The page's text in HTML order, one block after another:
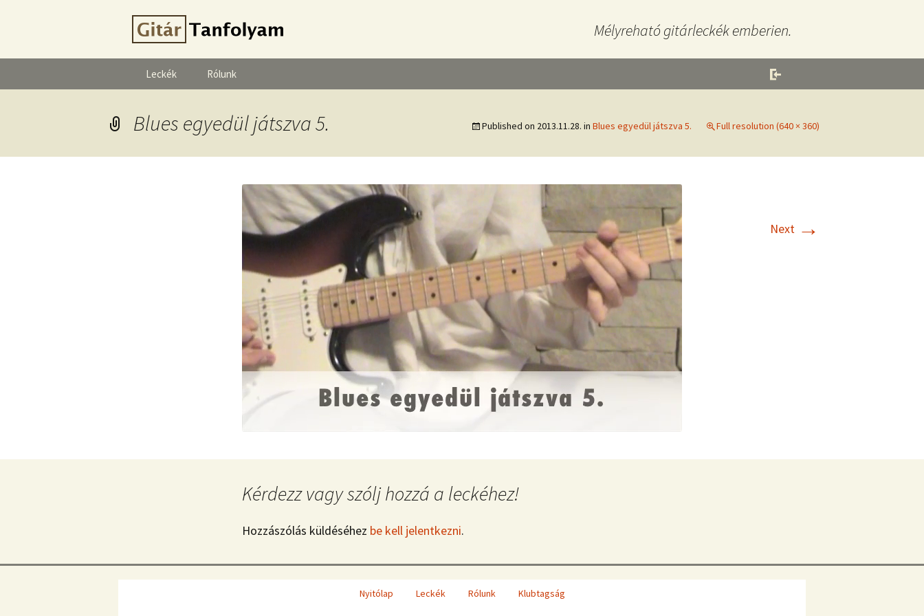
Mélyreható gitárleckék emberien.
Leckék Rólunk
Blues egyedül játszva 5. Published on 2013.11.28. in Blues egyedül játszva 5. Full resolution (640 × 360)
Next →
Kérdezz vagy szólj hozzá a leckéhez!
Hozzászólás küldéséhez be kell jelentkezni.
Nyitólap Leckék Rólunk Klubtagság